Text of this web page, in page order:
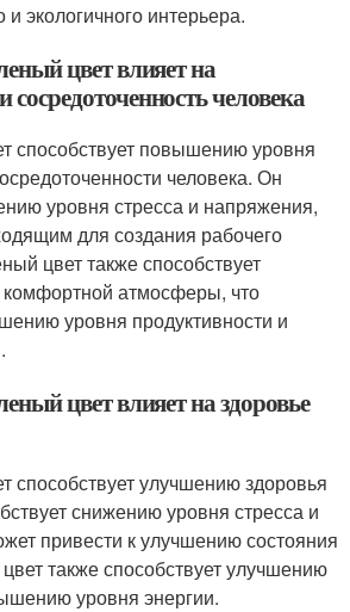
экологичного интерьера.
цвет влияет на
сосредоточенность человека
способствует повышению уровня
человека. Он
уровня стресса и напряжения,
для создания рабочего
цвет также способствует
атмосферы, что
уровня продуктивности и
цвет влияет на здоровье
способствует улучшению здоровья
снижению уровня стресса и
привести к улучшению состояния
также способствует улучшению
уровня энергии.